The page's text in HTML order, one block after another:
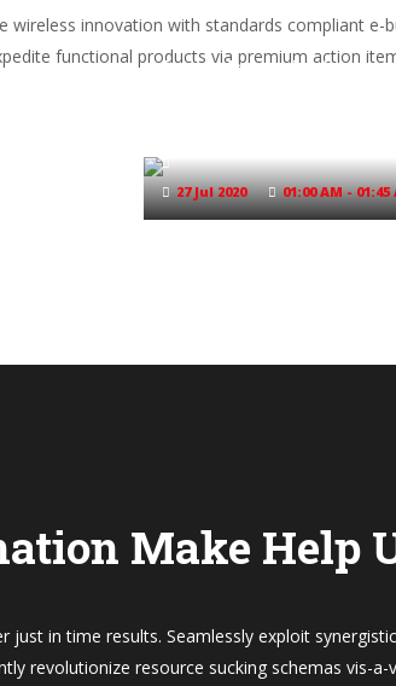
wireless innovation with standards compliant e-
functional products via premium action
Lorem Ipsum is simply
27 Jul 2020 01:00 AM - 01:45
Make Help
just in time results. Seamlessly exploit
revolutionize resource sucking schemas vis-